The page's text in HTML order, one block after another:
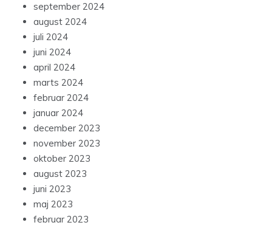
september 2024
august 2024
juli 2024
juni 2024
april 2024
marts 2024
februar 2024
januar 2024
december 2023
november 2023
oktober 2023
august 2023
juni 2023
maj 2023
februar 2023